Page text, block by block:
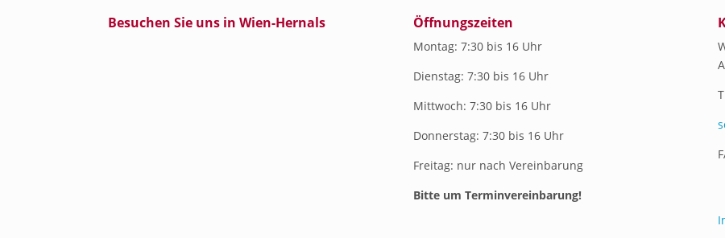
Besuchen Sie uns in Wien-Hernals Öffnungszeiten
Montag: 7:30 bis 16 Uhr
Dienstag: 7:30 bis 16 Uhr
Mittwoch: 7:30 bis 16 Uhr
Donnerstag: 7:30 bis 16 Uhr
Freitag: nur nach Vereinbarung
Bitte um Terminvereinbarung!